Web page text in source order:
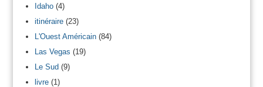
Idaho(4)
itinéraire(23)
L'Ouest Américain(84)
Las Vegas (19)
Le Sud(9)
livre(1)